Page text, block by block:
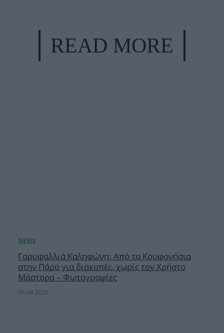
READ MORE
Γαρυφαλλιά Καληφώνη: Από τα Κουφονήσια
στην Πάρο για διακοπές, χωρίς τον Χρήστο
Μάστορα – Φωτογραφίες
06.08.2026